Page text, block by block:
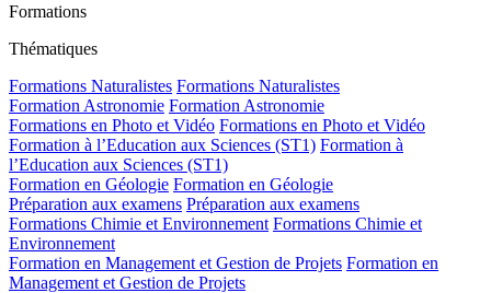
Formations
Thématiques
Formations Naturalistes Formations Naturalistes
Formation Astronomie Formation Astronomie
Formations en Photo et Vidéo Formations en Photo et Vidéo
Formation à l’Education aux Sciences (ST1) Formation à
l’Education aux Sciences (ST1)
Formation en Géologie Formation en Géologie
Préparation aux examens Préparation aux examens
Formations Chimie et Environnement Formations Chimie et
Environnement
Formation en Management et Gestion de Projets Formation en
Management et Gestion de Projets